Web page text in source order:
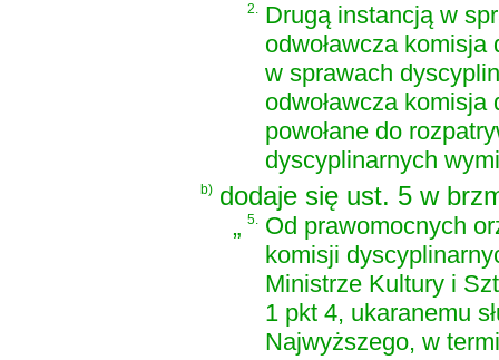
2. Drugą instancją w
odwoławcza
w sprawach
odwoławcza
powołane do
dyscyplinarnych
b) dodaje się ust. 5 w
„5. Od prawomocnych
komisji
Ministrze Kultury i
1 pkt 4, ukaranemu
Najwyższego, w